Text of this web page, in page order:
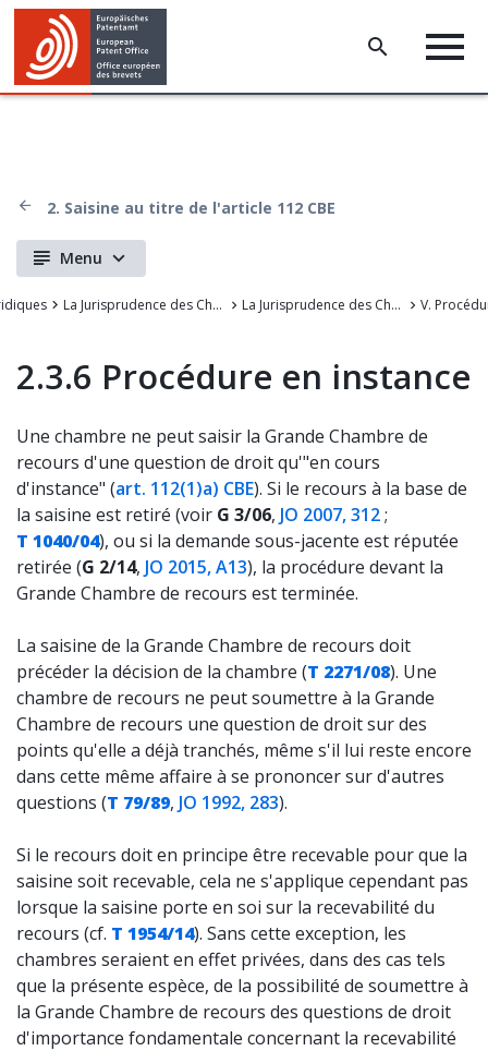
2. Saisine au titre de l'article 112 CBE
Menu
La Jurisprudence des Chambers de recours de l'OEB La Jurisprudence des Chambres de recours de l'Office européen des brevets
2.3.6 Procédure en instance
Une chambre ne peut saisir la Grande Chambre de
recours d'une question de droit qu'"en cours
d'instance" (art. 112(1)a) CBE). Si le recours à la base de
la saisine est retiré (voir G 3/06, JO 2007, 312;
T 1040/04), ou si la demande sous-jacente est réputée
retirée (G 2/14, JO 2015, A13), la procédure devant la
Grande Chambre de recours est terminée.
La saisine de la Grande Chambre de recours doit
précéder la décision de la chambre (T 2271/08). Une
chambre de recours ne peut soumettre à la Grande
Chambre de recours une question de droit sur des
points qu'elle a déjà tranchés, même s'il lui reste encore
dans cette même affaire à se prononcer sur d'autres
questions (T 79/89, JO 1992, 283).
Si le recours doit en principe être recevable pour que la
saisine soit recevable, cela ne s'applique cependant pas
lorsque la saisine porte en soi sur la recevabilité du
recours (cf. T 1954/14). Sans cette exception, les
chambres seraient en effet privées, dans des cas tels
que la présente espèce, de la possibilité de soumettre à
la Grande Chambre de recours des questions de droit
d'importance fondamentale concernant la recevabilité